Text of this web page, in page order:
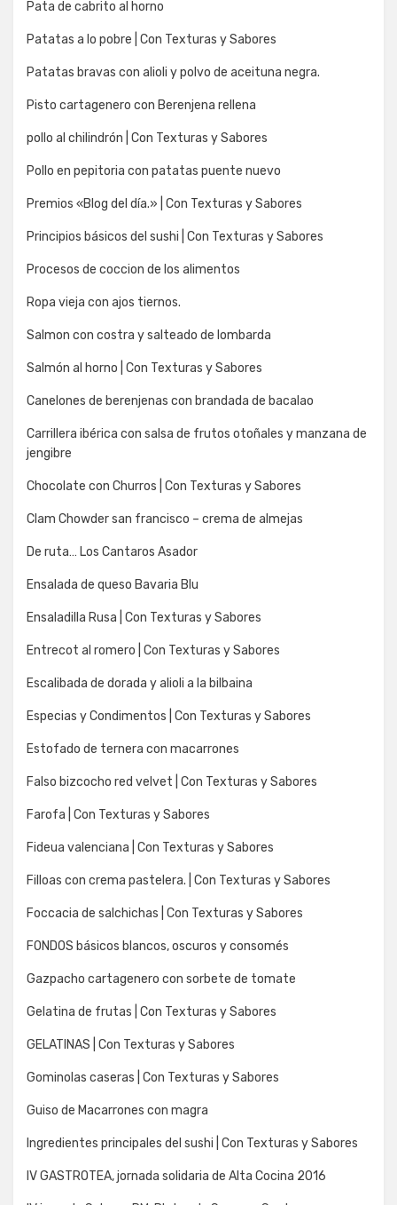
Pata de cabrito al horno
Patatas a lo pobre | Con Texturas y Sabores
Patatas bravas con alioli y polvo de aceituna negra.
Pisto cartagenero con Berenjena rellena
pollo al chilindrón | Con Texturas y Sabores
Pollo en pepitoria con patatas puente nuevo
Premios «Blog del día.» | Con Texturas y Sabores
Principios básicos del sushi | Con Texturas y Sabores
Procesos de coccion de los alimentos
Ropa vieja con ajos tiernos.
Salmon con costra y salteado de lombarda
Salmón al horno | Con Texturas y Sabores
Canelones de berenjenas con brandada de bacalao
Carrillera ibérica con salsa de frutos otoñales y manzana de
jengibre
Chocolate con Churros | Con Texturas y Sabores
Clam Chowder san francisco – crema de almejas
De ruta… Los Cantaros Asador
Ensalada de queso Bavaria Blu
Ensaladilla Rusa | Con Texturas y Sabores
Entrecot al romero | Con Texturas y Sabores
Escalibada de dorada y alioli a la bilbaina
Especias y Condimentos | Con Texturas y Sabores
Estofado de ternera con macarrones
Falso bizcocho red velvet | Con Texturas y Sabores
Farofa | Con Texturas y Sabores
Fideua valenciana | Con Texturas y Sabores
Filloas con crema pastelera. | Con Texturas y Sabores
Foccacia de salchichas | Con Texturas y Sabores
FONDOS básicos blancos, oscuros y consomés
Gazpacho cartagenero con sorbete de tomate
Gelatina de frutas | Con Texturas y Sabores
GELATINAS | Con Texturas y Sabores
Gominolas caseras | Con Texturas y Sabores
Guiso de Macarrones con magra
Ingredientes principales del sushi | Con Texturas y Sabores
IV GASTROTEA, jornada solidaria de Alta Cocina 2016